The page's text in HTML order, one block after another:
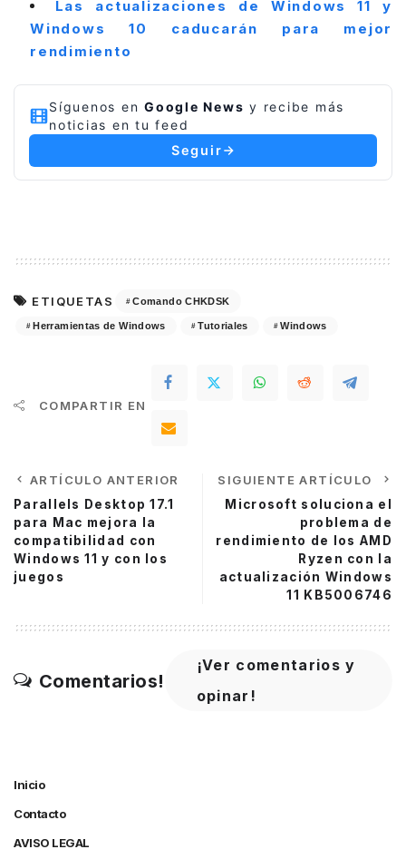
Las actualizaciones de Windows 11 y
Windows 10 caducarán para mejor
rendimiento
Síguenos en Google News y recibe más
noticias en tu feed
Seguir
ETIQUETAS Comando CHKDSK
Herramientas de Windows Tutoriales Windows
COMPARTIR EN
ARTÍCULO ANTERIOR
Parallels Desktop 17.1
para Mac mejora la
compatibilidad con
Windows 11 y con los
juegos
SIGUIENTE ARTÍCULO
Microsoft soluciona el
problema de
rendimiento de los AMD
Ryzen con la
actualización Windows
11 KB5006746
Comentarios!
¡Ver comentarios y
opinar!
Inicio
Contacto
AVISO LEGAL